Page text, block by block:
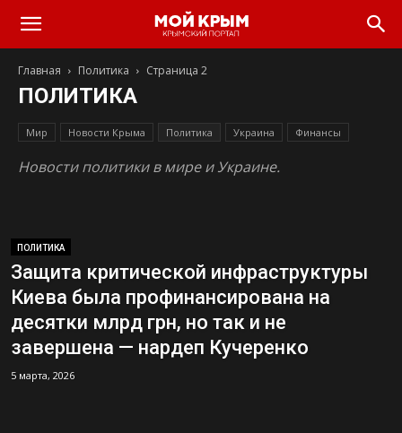
Главная Политика Страница 2
ПОЛИТИКА
Мир Новости Крыма Политика Украина Финансы
Новости политики в мире и Украине.
ПОЛИТИКА
Защита критической инфраструктуры
Киева была профинансирована на
десятки млрд грн, но так и не
завершена — нардеп Кучеренко
5 марта, 2026